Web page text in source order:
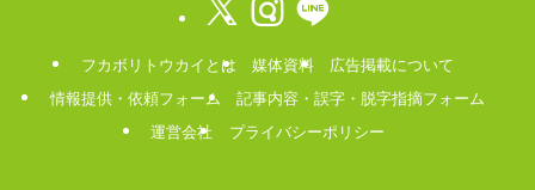
フカボリトウカイとは 媒体資料
広告掲載について
情報提供・依頼フォーム
記事内容・誤字・脱字指摘フォーム
運営会社
プライバシーポリシー